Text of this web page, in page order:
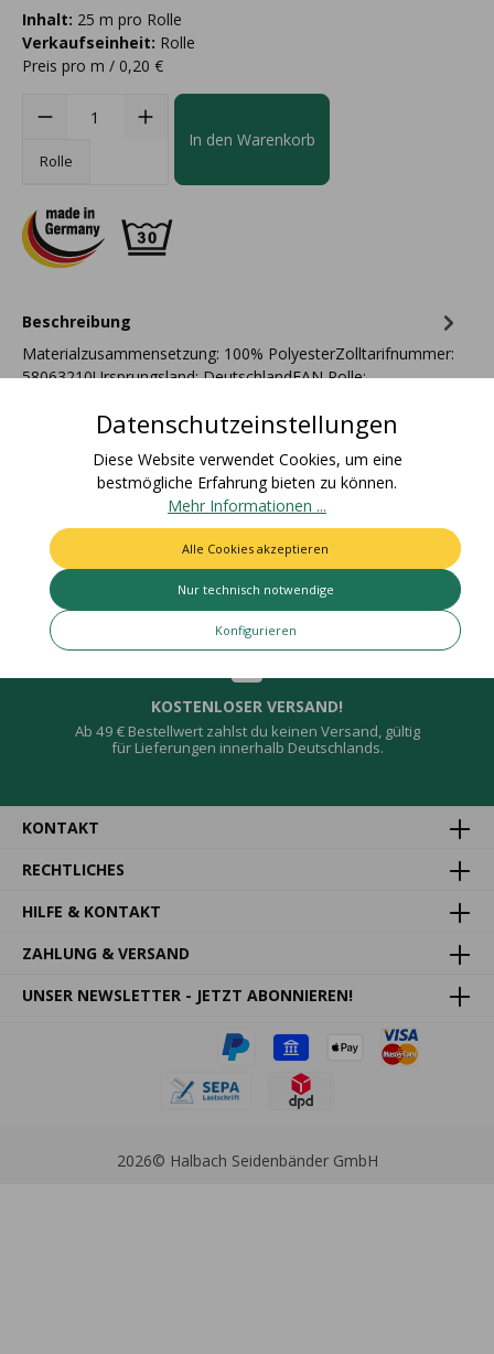
Inhalt: 25 m pro Rolle
Verkaufseinheit: Rolle
Preis pro m / 0,20 €
Rolle
In den Warenkorb
Beschreibung
Materialzusammensetzung: 100% PolyesterZolltarifnummer:
58063210Ursprungsland: DeutschlandEAN Rolle:
Bewertungen
Deine Vorteile
KOSTENLOSER VERSAND!
Ab 49 € Bestellwert zahlst du keinen Versand, gültig
für Lieferungen innerhalb Deutschlands.
KONTAKT
RECHTLICHES
HILFE & KONTAKT
ZAHLUNG & VERSAND
UNSER NEWSLETTER - JETZT ABONNIEREN!
2026© Halbach Seidenbänder GmbH
Datenschutzeinstellungen
Diese Website verwendet Cookies, um eine
bestmögliche Erfahrung bieten zu können.
Mehr Informationen ...
Nur technisch notwendige
Konfigurieren
Alle Cookies akzeptieren